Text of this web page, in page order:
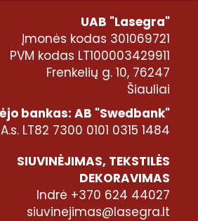
UAB "Lasegra"
Įmonės kodas 301069721
PVM kodas LT100003429911
Frenkelių g. 10, 76247
Šiauliai
bankas: AB "Swedbank"
A.s. LT82 7300 0101 0315 1484
SIUVINĖJIMAS, TEKSTILĖS
DEKORAVIMAS
Indrė +370 624 44027
siuvinejimas@lasegra.lt